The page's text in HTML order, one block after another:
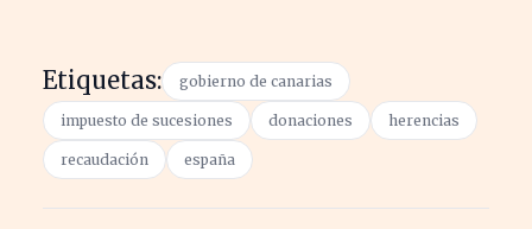
Etiquetas: gobierno de canarias
impuesto de sucesiones donaciones herencias
recaudación españa